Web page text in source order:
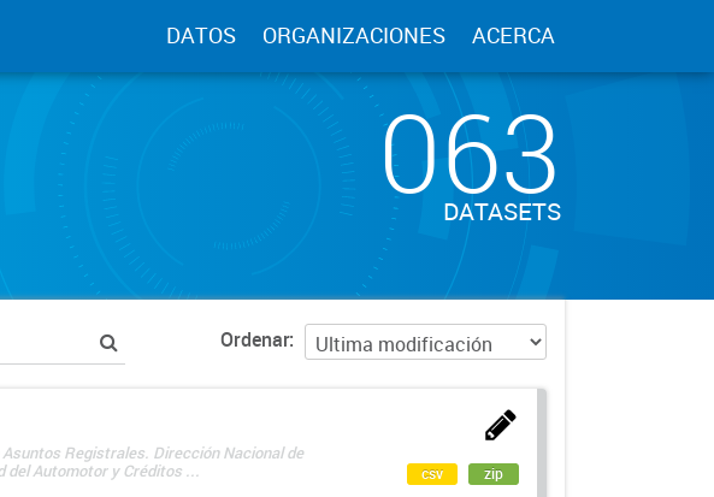
DATOS ORGANIZACIONES ACERCA
063
DATASETS
Ordenar
Registrales. Dirección Nacional de
del Automotor y Créditos ...
csv zip